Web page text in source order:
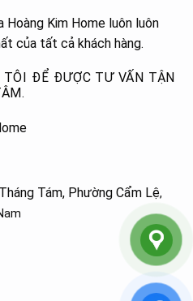
Hoàng Kim Home luôn luôn
của tất cả khách hàng.
TÔI ĐỂ ĐƯỢC TƯ VẤN TẬN
Tám, Phường Cẩm Lệ,